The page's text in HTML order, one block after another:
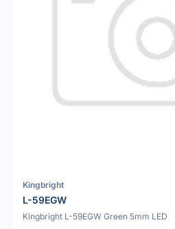
Kingbright
L-59EGW
Kingbright L-59EGW Green 5mm LED